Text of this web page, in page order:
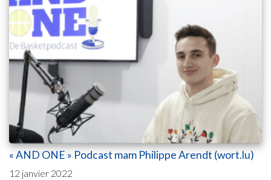
« AND ONE » Podcast mam Philippe Arendt (wort.lu)
12 janvier 2022